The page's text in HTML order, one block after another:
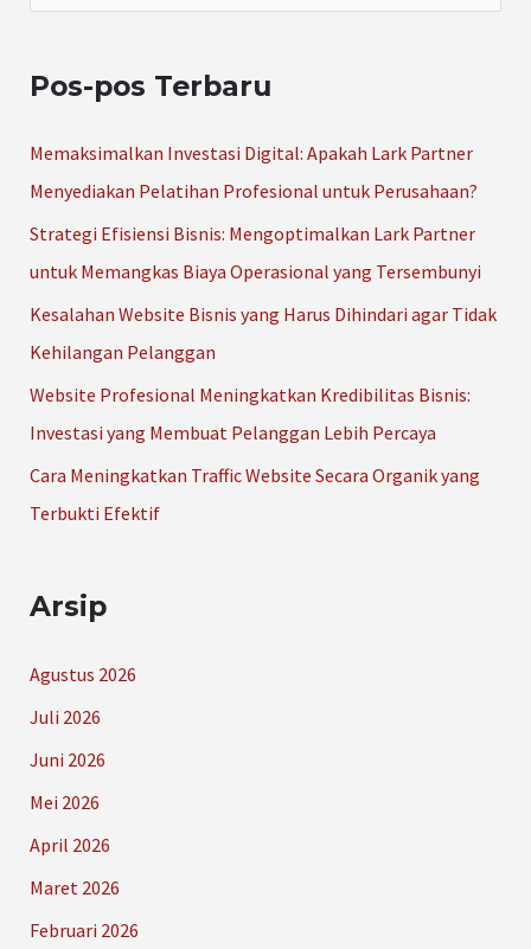
i
:
Pos-pos Terbaru
Memaksimalkan Investasi Digital: Apakah Lark Partner
Menyediakan Pelatihan Profesional untuk Perusahaan?
Strategi Efisiensi Bisnis: Mengoptimalkan Lark Partner
untuk Memangkas Biaya Operasional yang Tersembunyi
Kesalahan Website Bisnis yang Harus Dihindari agar Tidak
Kehilangan Pelanggan
Website Profesional Meningkatkan Kredibilitas Bisnis:
Investasi yang Membuat Pelanggan Lebih Percaya
Cara Meningkatkan Traffic Website Secara Organik yang
Terbukti Efektif
Arsip
Agustus 2026
Juli 2026
Juni 2026
Mei 2026
April 2026
Maret 2026
Februari 2026